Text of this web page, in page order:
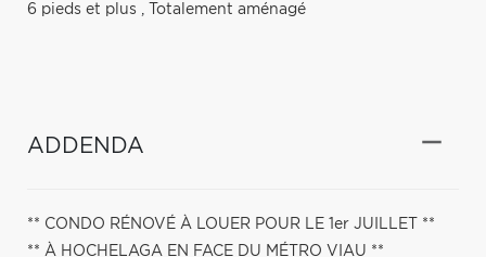
6 pieds et plus , Totalement aménagé
ADDENDA
** CONDO RÉNOVÉ À LOUER POUR LE 1er JUILLET **
** À HOCHELAGA EN FACE DU MÉTRO VIAU **